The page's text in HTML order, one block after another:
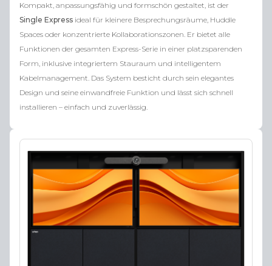
Kompakt, anpassungsfähig und formschön gestaltet, ist der
Single Express ideal für kleinere Besprechungsräume, Huddle
Spaces oder konzentrierte Kollaborationszonen. Er bietet alle
Funktionen der gesamten Express-Serie in einer platzsparenden
Form, inklusive integriertem Stauraum und intelligentem
Kabelmanagement. Das System besticht durch sein elegantes
Design und seine einwandfreie Funktion und lässt sich schnell
installieren – einfach und zuverlässig.